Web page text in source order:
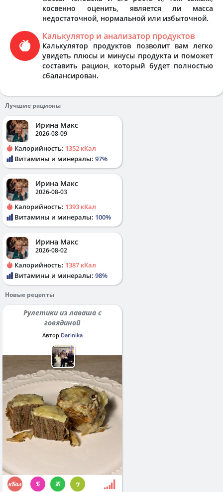
косвенно оценить, является ли масса
недостаточной, нормальной или избыточной.
Калькулятор и анализатор продуктов
Калькулятор продуктов позволит вам легко
увидеть плюсы и минусы продукта и поможет
составить рацион, который будет полностью
сбалансирован.
Лучшие рационы
Ирина Макс
2026-08-09
Калорийность: 1352 кКал
Витамины и минералы: 97%
Ирина Макс
2026-08-03
Калорийность: 1393 кКал
Витамины и минералы: 100%
Ирина Макс
2026-08-02
Калорийность: 1387 кКал
Витамины и минералы: 98%
Новые рецепты
Рулетики из лаваша с
говядиной
Автор Darinika